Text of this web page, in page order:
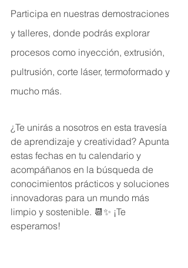
Participa en nuestras demostraciones
y talleres, donde podrás explorar
procesos como inyección, extrusión,
pultrusión, corte láser, termoformado y
mucho más.
¿Te unirás a nosotros en esta travesía
de aprendizaje y creatividad? Apunta
estas fechas en tu calendario y
acompáñanos en la búsqueda de
conocimientos prácticos y soluciones
innovadoras para un mundo más
limpio y sostenible. 📆✨ ¡Te
esperamos!